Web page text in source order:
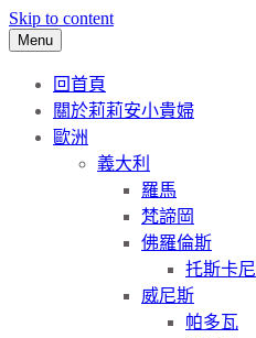
Skip to content
Menu
回首頁
關於莉莉安小貴婦
歐洲
義大利
羅馬
梵諦岡
佛羅倫斯
托斯卡尼
威尼斯
帕多瓦